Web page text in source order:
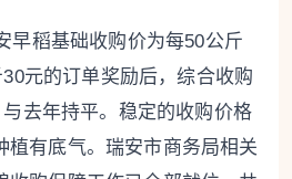
稻基础收购价为每50公斤
元的订单奖励后，综合收购
去年持平。稳定的收购价格
植有底气。瑞安市商务局相关